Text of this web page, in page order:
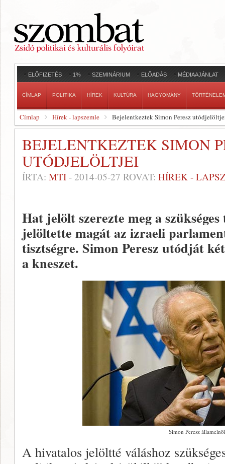
ELŐFIZETÉS 1% SZEMINÁRIUM ELŐADÁS MÉDIAAJÁNLAT
CÍMLAP POLITIKA HÍREK KULTÚRA HAGYOMÁNY
Címlap Hírek - lapszemle Bejelentkeztek Simon Peresz
BEJELENTKEZTEK SIMON
UTÓDJELÖLTJEI
ÍRTA: MTI - 2014-05-27 ROVAT: HÍREK -
Hat jelölt szerezte meg a
jelöltette magát az izraeli
tisztségre. Simon Peresz utódját
a kneszet.
Simon Peresz
A hivatalos jelöltté váláshoz